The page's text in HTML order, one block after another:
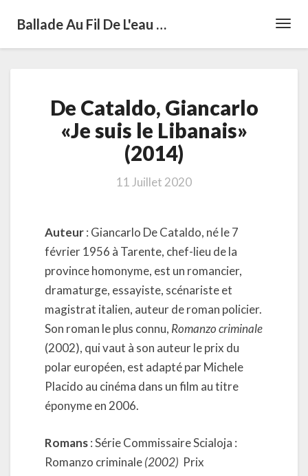
Ballade Au Fil De L'eau …
Cataldo,
Giancarlo
«Je
suis
le
Libanais»
De Cataldo, Giancarlo
«Je suis le Libanais»
(2014)
11 Juillet 2020
Auteur: Giancarlo De Cataldo, né le 7
février 1956 à Tarente, chef-lieu de la
province homonyme, est un romancier,
dramaturge, essayiste, scénariste et
magistrat italien, auteur de roman policier.
Son roman le plus connu, Romanzo criminale
(2002), qui vaut à son auteur le prix du
polar européen, est adapté par Michele
Placido au cinéma dans un film au titre
éponyme en 2006.
Romans: Série Commissaire Scialoja :
Romanzo criminale(2002) Prix